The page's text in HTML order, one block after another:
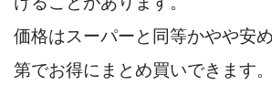
価格はスーパーと同等かやや安
第でお得にまとめ買いできます。